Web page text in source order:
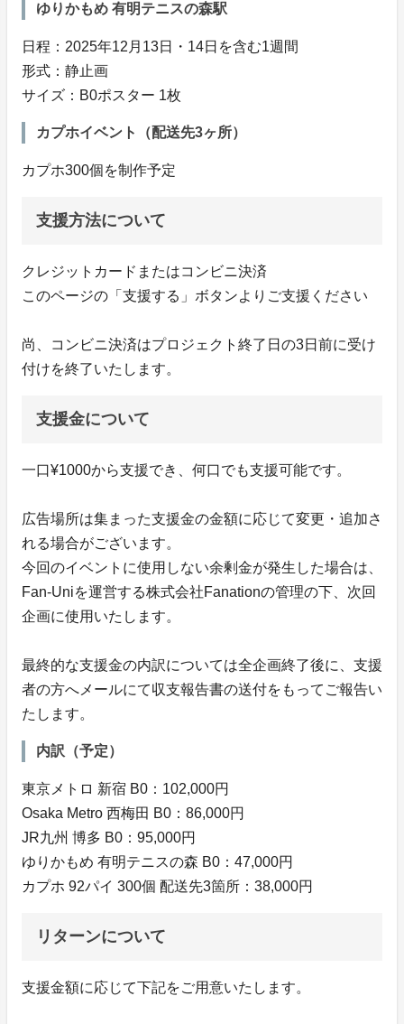
ゆりかもめ 有明テニスの森駅
日程：2025年12月13日・14日を含む1週間
形式：静止画
サイズ：B0ポスター 1枚
カプホイベント（配送先3ヶ所）
カプホ300個を制作予定
支援方法について
クレジットカードまたはコンビニ決済
このページの「支援する」ボタンよりご支援ください
尚、コンビニ決済はプロジェクト終了日の3日前に受け
付けを終了いたします。
支援金について
一口¥1000から支援でき、何口でも支援可能です。
広告場所は集まった支援金の金額に応じて変更・追加さ
れる場合がございます。
今回のイベントに使用しない余剰金が発生した場合は、
Fan-Uniを運営する株式会社Fanationの管理の下、次回
企画に使用いたします。
最終的な支援金の内訳については全企画終了後に、支援
者の方へメールにて収支報告書の送付をもってご報告い
たします。
内訳（予定）
東京メトロ 新宿 B0：102,000円
Osaka Metro 西梅田 B0：86,000円
JR九州 博多 B0：95,000円
ゆりかもめ 有明テニスの森 B0：47,000円
カプホ 92パイ 300個 配送先3箇所：38,000円
リターンについて
支援金額に応じて下記をご用意いたします。